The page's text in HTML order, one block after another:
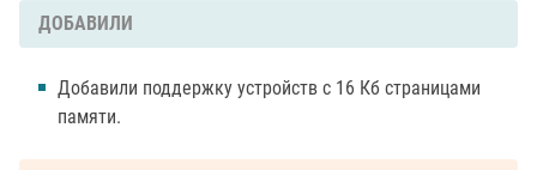
ДОБАВИЛИ
Добавили поддержку устройств с 16 Кб страницами
памяти.